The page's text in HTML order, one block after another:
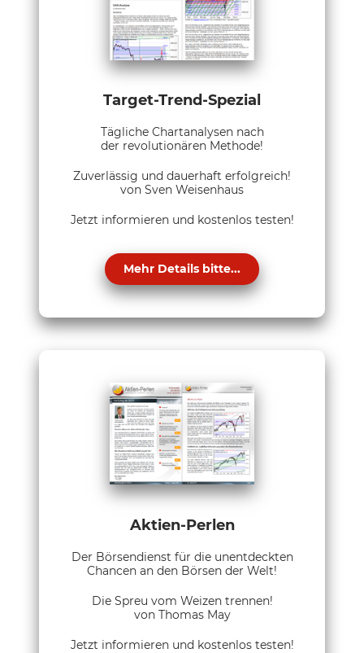
Target-Trend-Spezial
Tägliche Chartanalysen nach
der revolutionären Methode!
Zuverlässig und dauerhaft erfolgreich!
von Sven Weisenhaus
Jetzt informieren und kostenlos testen!
Mehr Details bitte...
Aktien-Perlen
Der Börsendienst für die unentdeckten
Chancen an den Börsen der Welt!
Die Spreu vom Weizen trennen!
von Thomas May
Jetzt informieren und kostenlos testen!